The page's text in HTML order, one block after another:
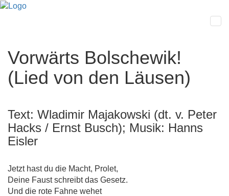
Vorwärts Bolschewik!
(Lied von den Läusen)
Text: Wladimir Majakowski (dt. v. Peter
Hacks / Ernst Busch); Musik: Hanns
Eisler
Jetzt hast du die Macht, Prolet,
Deine Faust schreibt das Gesetz.
Und die rote Fahne wehet